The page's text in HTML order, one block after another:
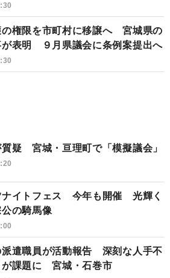
の権限を市町村に移譲へ 宮城県の
が表明 ９月県議会に条例案提出へ
疑 宮城・亘理町で「模擬議会」
ナイトフェス 今年も開催 光輝く
の騎馬像
派遣職員が活動報告 深刻な人手不
が課題に 宮城・石巻市